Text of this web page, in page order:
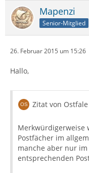
Mapenzi
Senior-Mitglied
26. Februar 2015 um 15:26
Hallo,
Zitat von Ostfale
Merkwürdigerweise
Postfächer im
manche aber nur
entsprechenden